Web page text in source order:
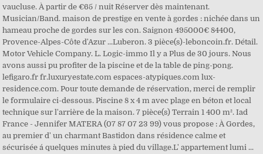
vaucluse. À partir de €65 / nuit Réserver dès maintenant.
Musician/Band. maison de prestige en vente à gordes : nichée dans un
hameau proche de gordes sur les con. Saignon 495000€ 84400,
Provence-Alpes-Côte d'Azur ...Luberon. 3 pièce(s)-leboncoin.fr. Détail.
Motor Vehicle Company. L. Logic-immo Il y a Plus de 30 jours. Nous
avons aussi pu profiter de la piscine et de la table de ping-pong.
lefigaro.fr fr.luxuryestate.com espaces-atypiques.com lux-
residence.com. Pour toute demande de réservation, merci de remplir
le formulaire ci-dessous. Piscine 8 x 4 m avec plage en béton et local
technique sur l'arrière de la maison. 7 pièce(s) Terrain 1 400 m². Iad
France - Jennifer MATERA (07 87 07 23 99) vous propose : À Gordes,
au premier d' un charmant Bastidon dans résidence calme et
sécurisée á quelques minutes à pied du village.L' appartement lumi ...